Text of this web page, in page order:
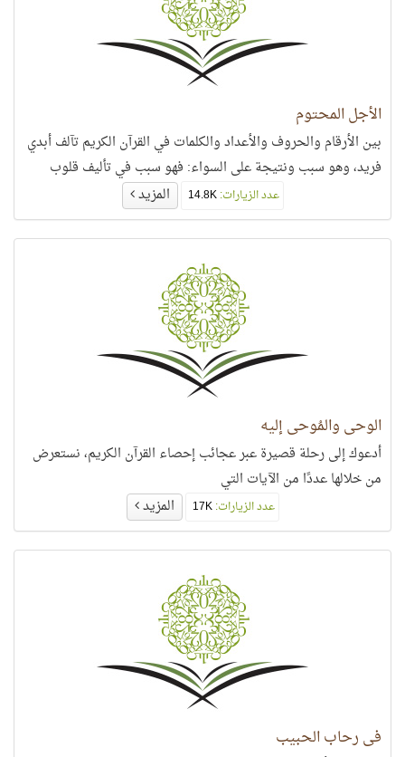
الأجل المحتوم
بين الأرقام والحروف والأعداد والكلمات في القرآن الكريم تآلف أبدي
فريد، وهو سبب ونتيجة على السواء: فهو سبب في تأليف قلوب
عدد الزيارات:14.8K المزيد
الوحي والمُوحى إليه
أدعوك إلى رحلة قصيرة عبر عجائب إحصاء القرآن الكريم، نستعرض
من خلالها عددًا من الآيات التي
عدد الزيارات:17K المزيد
في رحاب الحبيب